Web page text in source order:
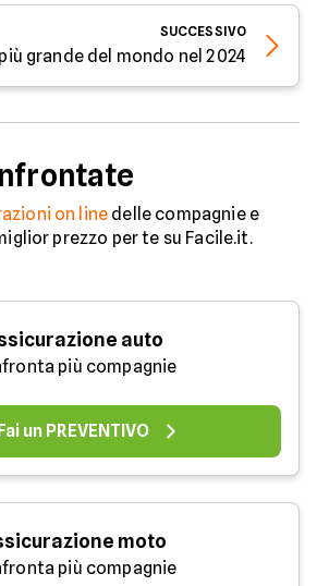
SUCCESSIVO
grande del mondo nel 2024
on line delle compagnie e
prezzo per te su Facile.it.
auto
più compagnie
un PREVENTIVO
moto
più compagnie